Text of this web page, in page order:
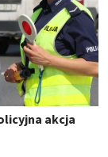
akcja